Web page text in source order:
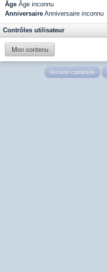
Âge Âge inconnu
Anniversaire Anniversaire inconnu
Contrôles utilisateur
Mon contenu
Version complète